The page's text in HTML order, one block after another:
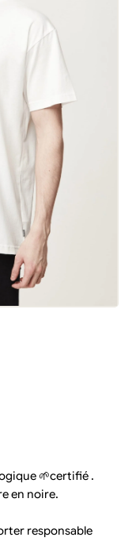
🌱certifié .
en noire.
responsable